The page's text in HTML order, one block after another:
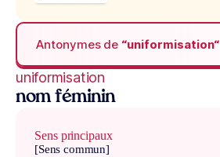
Antonymes de “uniformisation“
uniformisation
nom féminin
Sens principaux
[Sens commun]